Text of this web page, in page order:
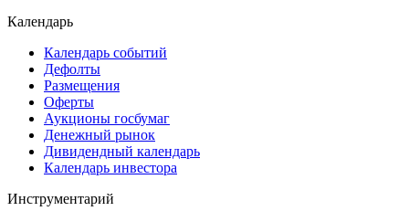
Календарь
Календарь событий
Дефолты
Размещения
Оферты
Аукционы госбумаг
Денежный рынок
Дивидендный календарь
Календарь инвестора
Инструментарий